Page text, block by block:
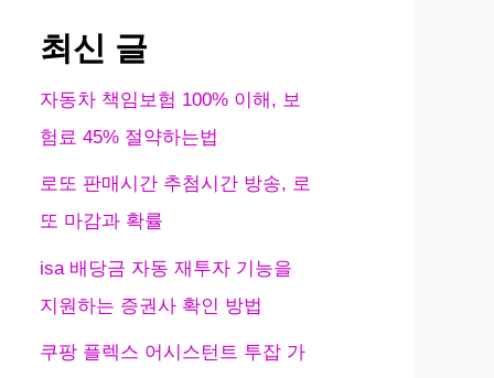
최신 글
자동차 책임보험 100% 이해, 보
험료 45% 절약하는법
로또 판매시간 추첨시간 방송, 로
또 마감과 확률
isa 배당금 자동 재투자 기능을
지원하는 증권사 확인 방법
쿠팡 플렉스 어시스턴트 투잡 가